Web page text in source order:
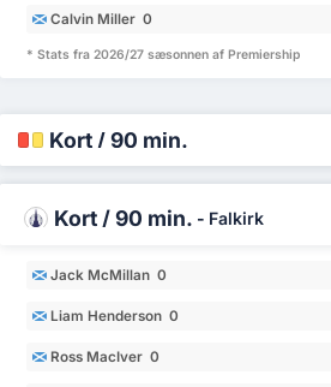
Calvin Miller 0
* Stats fra 2026/27 sæsonnen af Premiership
Kort / 90 min.
Kort / 90 min. - Falkirk
Jack McMillan 0
Liam Henderson 0
Ross MacIver 0